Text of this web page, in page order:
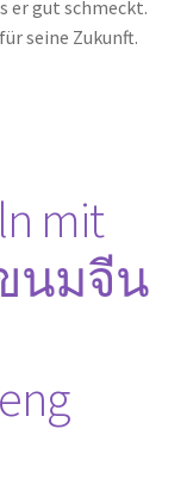
er gut schmeckt.
seine Zukunft.
mit
ขนมจีน